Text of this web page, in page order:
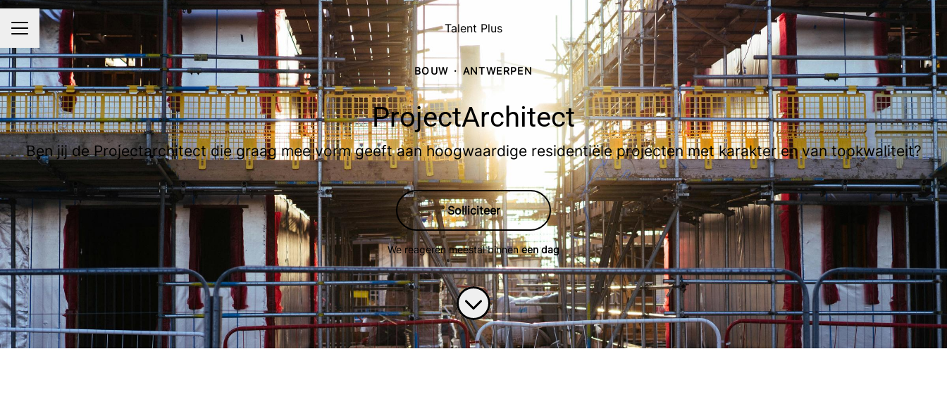
CARRIÈREMENU Talent Plus
BOUW · ANTWERPEN
ProjectArchitect
Ben jij de Projectarchitect die graag mee vorm geeft aan hoogwaardige residentiële projecten met karakter en van topkwaliteit?
Solliciteer
We reageren meestal binneneen dag